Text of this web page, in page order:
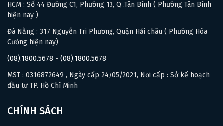
HCM : Số 44 Đường C1, Phường 13, Q .Tân Bình ( Phường Tân Bình
hiện nay )
Đà Nẵng : 317 Nguyễn Tri Phương, Quận Hải châu ( Phường Hòa
Cường hiện nay)
(08).1800.5678 - (08).1800.5678
MST : 0316872649 , Ngày cấp 24/05/2021, Nơi cấp : Sở kế hoạch
đầu tư TP. Hồ Chí Minh
CHÍNH SÁCH